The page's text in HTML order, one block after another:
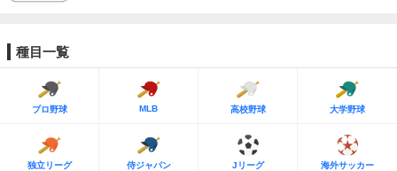
種目一覧
プロ野球 MLB 高校野球 大学野球
独立リーグ 侍ジャパン Jリーグ 海外サッカー